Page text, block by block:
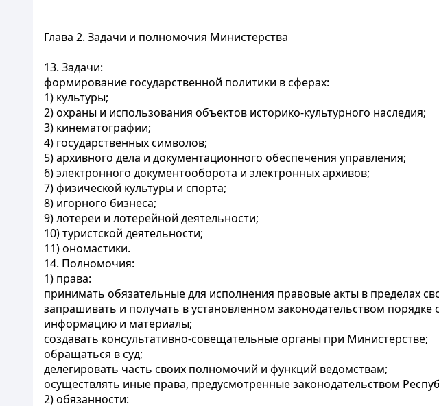
Глава 2. Задачи и полномочия Министерства
13. Задачи:
формирование государственной политики в сферах:
1) культуры;
2) охраны и использования объектов историко-культурного наследия;
3) кинематографии;
4) государственных символов;
5) архивного дела и документационного обеспечения управления;
6) электронного документооборота и электронных архивов;
7) физической культуры и спорта;
8) игорного бизнеса;
9) лотереи и лотерейной деятельности;
10) туристской деятельности;
11) ономастики.
14. Полномочия:
1) права:
принимать обязательные для исполнения правовые акты в пределах
запрашивать и получать в установленном законодательством
информацию и материалы;
создавать консультативно-совещательные органы при Министерстве;
обращаться в суд;
делегировать часть своих полномочий и функций ведомствам;
осуществлять иные права, предусмотренные законодательством
2) обязанности: